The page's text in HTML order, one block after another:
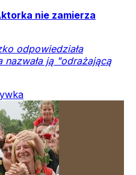
o zdradę. "Bardzo źle
po oskarżeniach Poli